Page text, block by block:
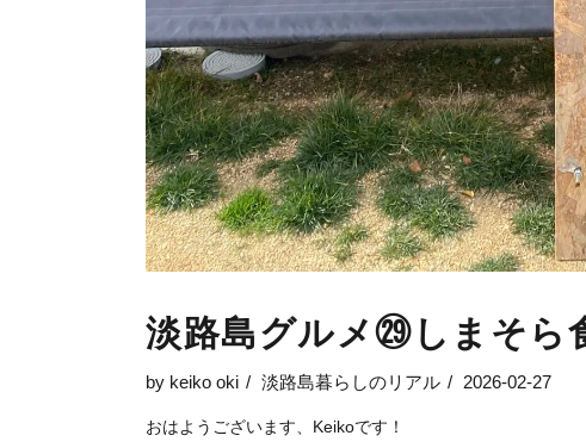
淡路島グルメ㉙しまそら
by keiko oki 淡路島暮らしのリアル 2026-02-27
おはようございます、Keikoです！